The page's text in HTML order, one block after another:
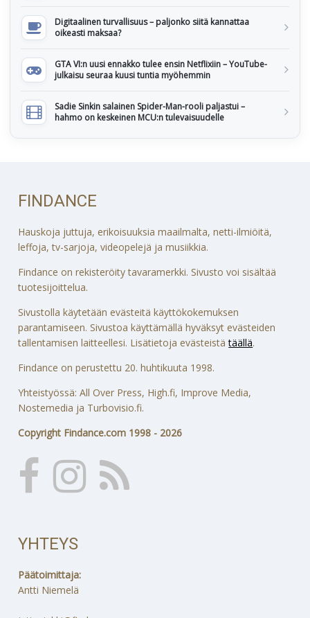
Digitaalinen turvallisuus – paljonko siitä kannattaa
oikeasti maksaa?
GTA VI:n uusi ennakko tulee ensin Netflixiin – YouTube-
julkaisu seuraa kuusi tuntia myöhemmin
Sadie Sinkin salainen Spider-Man-rooli paljastui –
hahmo on keskeinen MCU:n tulevaisuudelle
FINDANCE
Hauskoja juttuja, erikoisuuksia maailmalta, netti-ilmiöitä,
leffoja, tv-sarjoja, videopelejä ja musiikkia.
Findance on rekisteröity tavaramerkki. Sivusto voi sisältää
tuotesijoittelua.
Sivustolla käytetään evästeitä käyttökokemuksen
parantamiseen. Sivustoa käyttämällä hyväksyt evästeiden
tallentamisen laitteellesi. Lisätietoja evästeistätäällä.
Findance on perustettu 20. huhtikuuta 1998.
Yhteistyössä: All Over Press, High.fi, Improve Media,
Nostemedia ja Turbovisio.fi.
Copyright Findance.com 1998 - 2026
YHTEYS
Päätoimittaja:
Antti Niemelä